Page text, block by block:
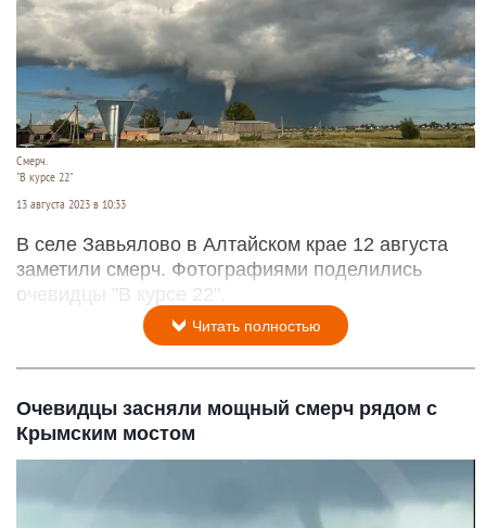
Смерч.
"В курсе 22"
13 августа 2023 в 10:33
В селе Завьялово в Алтайском крае 12 августа
заметили смерч. Фотографиями поделились
очевидцы "В курсе 22".
Читать полностью
Очевидцы засняли мощный смерч рядом с
Крымским мостом